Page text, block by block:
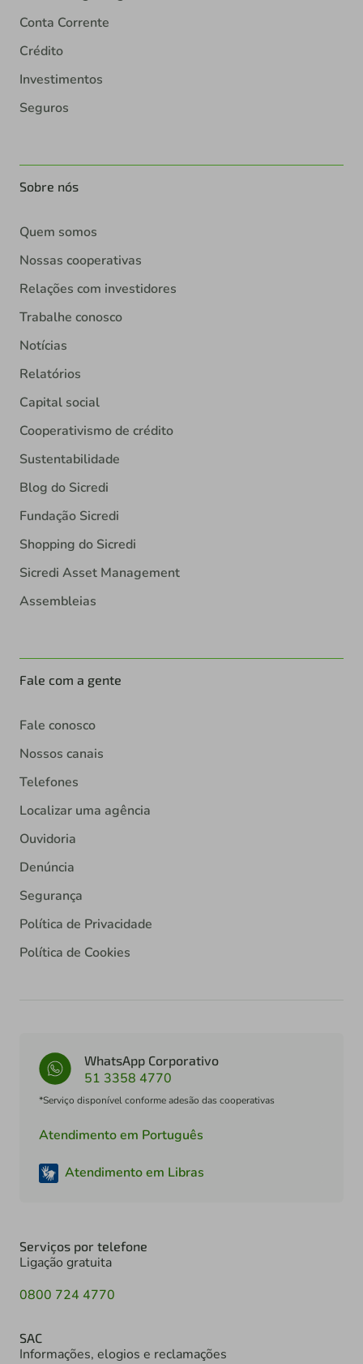
Conta Corrente
Crédito
Investimentos
Seguros
Sobre nós
Quem somos
Nossas cooperativas
Relações com investidores
Trabalhe conosco
Notícias
Relatórios
Capital social
Cooperativismo de crédito
Sustentabilidade
Blog do Sicredi
Fundação Sicredi
Shopping do Sicredi
Sicredi Asset Management
Assembleias
Fale com a gente
Fale conosco
Nossos canais
Telefones
Localizar uma agência
Ouvidoria
Denúncia
Segurança
Política de Privacidade
Política de Cookies
WhatsApp Corporativo
51 3358 4770
*Serviço disponível conforme adesão das cooperativas
Atendimento em Português
Atendimento em Libras
Serviços por telefone
Ligação gratuita
0800 724 4770
SAC
Informações, elogios e reclamações